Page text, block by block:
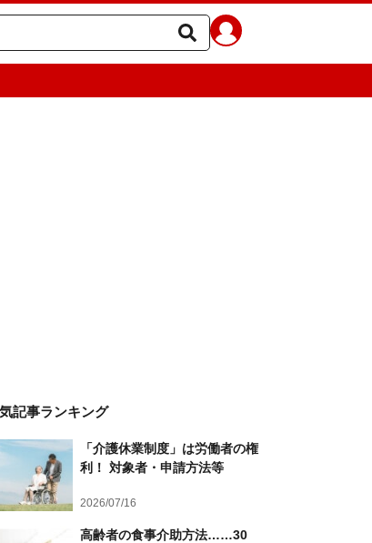
記事ランキング
「介護休業制度」は労働者の権
利！ 対象者・申請方法等
2026/07/16
高齢者の食事介助方法……30